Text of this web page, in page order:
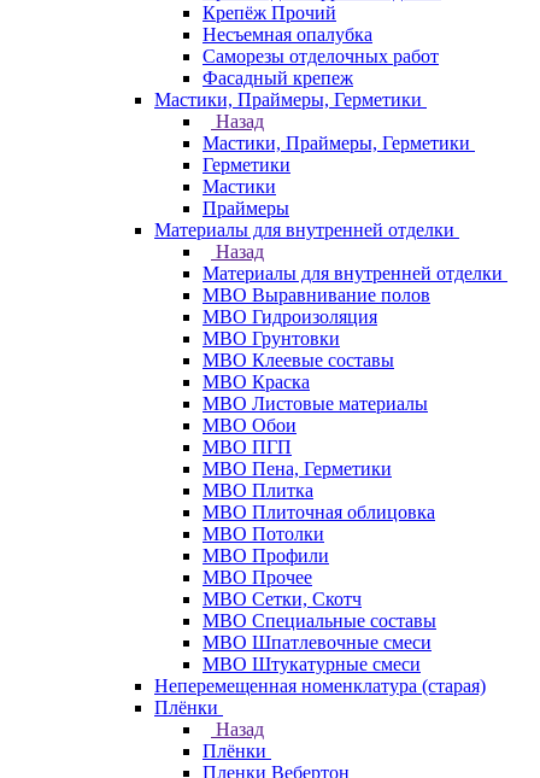
Крепёж Прочий
Несъемная опалубка
Саморезы отделочных работ
Фасадный крепеж
Мастики, Праймеры, Герметики
Назад
Мастики, Праймеры, Герметики
Герметики
Мастики
Праймеры
Материалы для внутренней отделки
Назад
Материалы для внутренней отделки
МВО Выравнивание полов
МВО Гидроизоляция
МВО Грунтовки
МВО Клеевые составы
МВО Краска
МВО Листовые материалы
МВО Обои
МВО ПГП
МВО Пена, Герметики
МВО Плитка
МВО Плиточная облицовка
МВО Потолки
МВО Профили
МВО Прочее
МВО Сетки, Скотч
МВО Специальные составы
МВО Шпатлевочные смеси
МВО Штукатурные смеси
Неперемещенная номенклатура (старая)
Плёнки
Назад
Плёнки
Пленки Вебертон